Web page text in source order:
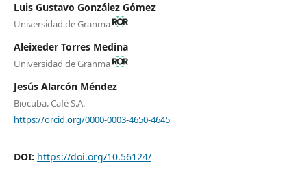
Luis Gustavo González Gómez
Universidad de Granma
Aleixeder Torres Medina
Universidad de Granma
Jesús Alarcón Méndez
Biocuba. Café S.A.
https://orcid.org/0000-0003-4650-4645
DOI: https://doi.org/10.56124/